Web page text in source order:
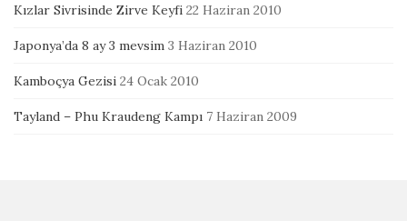
Kızlar Sivrisinde Zirve Keyfi 22 Haziran 2010
Japonya’da 8 ay 3 mevsim 3 Haziran 2010
Kamboçya Gezisi 24 Ocak 2010
Tayland – Phu Kraudeng Kampı 7 Haziran 2009